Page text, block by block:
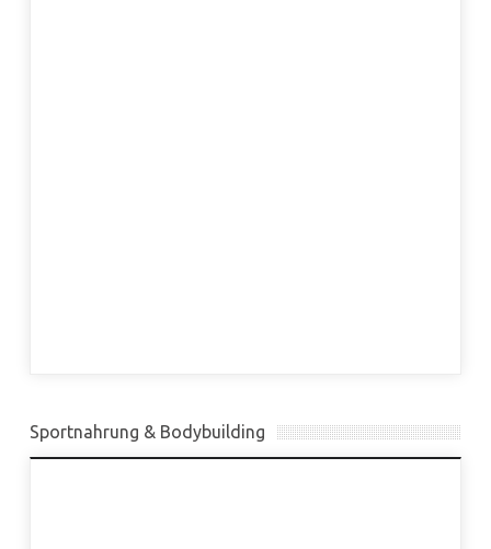
Sportnahrung & Bodybuilding